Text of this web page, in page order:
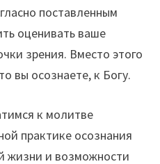
поставленным
оценивать ваше
зрения. Вместо этого
вы осознаете, к Богу.
к молитве
практике осознания
жизни и возможности